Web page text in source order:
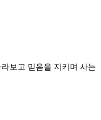
보고 믿음을 지키며 사는